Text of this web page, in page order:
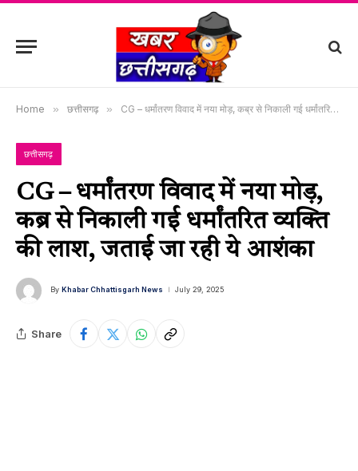
Home » छत्तीसगढ़ » CG – धर्मांतरण विवाद में नया मोड़, कब्र से निकाली गई धर्मांतरित व्यक्ति की लाश, जताई जा रही ये आशंका
छत्तीसगढ़
CG – धर्मांतरण विवाद में नया मोड़,
कब्र से निकाली गई धर्मांतरित व्यक्ति
की लाश, जताई जा रही ये आशंका
By Khabar Chhattisgarh News July 29, 2025
Share